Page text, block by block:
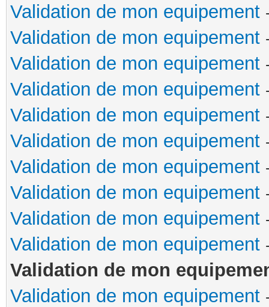
Validation de mon equipement
Validation de mon equipement
Validation de mon equipement
Validation de mon equipement
Validation de mon equipement
Validation de mon equipement
Validation de mon equipement
Validation de mon equipement
Validation de mon equipement
Validation de mon equipement
Validation de mon
Validation de mon equipement